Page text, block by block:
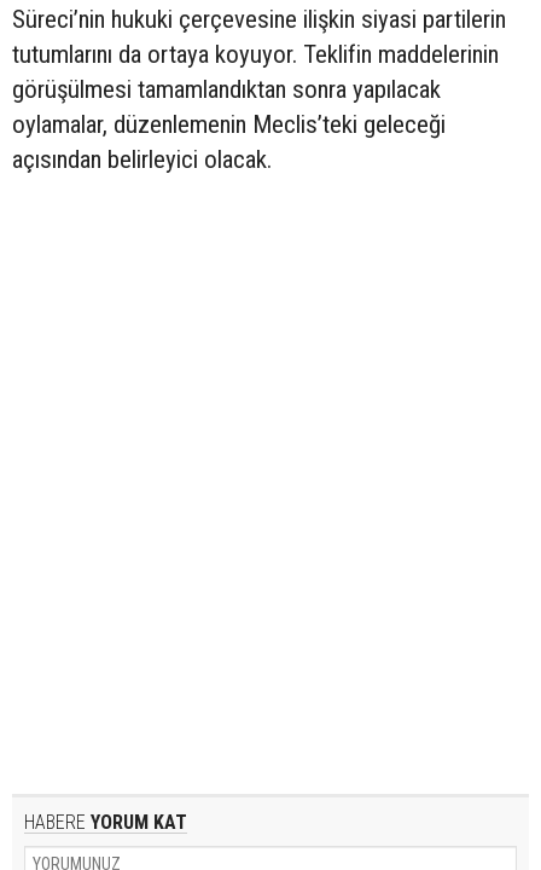
Süreci’nin hukuki çerçevesine ilişkin siyasi partilerin
tutumlarını da ortaya koyuyor. Teklifin maddelerinin
görüşülmesi tamamlandıktan sonra yapılacak
oylamalar, düzenlemenin Meclis’teki geleceği
açısından belirleyici olacak.
HABERE YORUM KAT